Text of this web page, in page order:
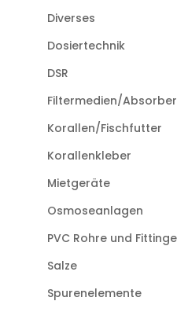
Diverses
Dosiertechnik
DSR
Filtermedien/Absorber
Korallen/Fischfutter
Korallenkleber
Mietgeräte
Osmoseanlagen
PVC Rohre und Fittinge
Salze
Spurenelemente